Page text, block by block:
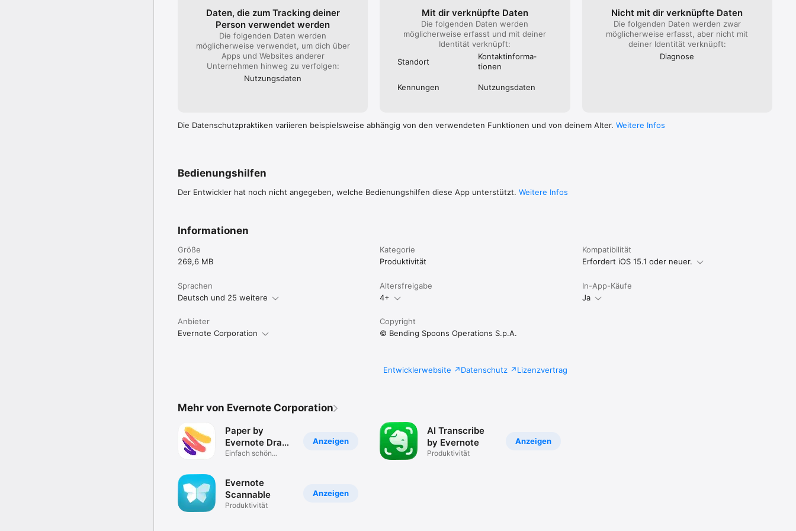
• Halte alle auf dem Laufenden, indem du Meeting-Notizen verfasst und Notizbücher für dein Team
• Führe Menschen, Projekte und Ideen mithilfe gemeinsamer Arbeitsbereiche zusammen.
EVERNOTE IN DER BILDUNG
• Behalte den Überblick über Vorlesungsnotizen, Prüfungen und Hausarbeiten, damit dir keine wichtigen
• Erstelle Notizbücher für jeden deiner Kurse und sorge konsequent für Ordnung.
Datenschutzrichtlinie: https://evernote.com/legal/privacy.php
Daten, die zum Tracking deiner
Person verwendet werden
Die folgenden Daten werden
möglicherweise verwendet, um dich über
Apps und Websites anderer
Unternehmen hinweg zu verfolgen:
Nutzungs­daten
Mit dir verknüpfte Daten
Die folgenden Daten werden
möglicherweise erfasst und mit deiner
Identität verknüpft:
Standort
Kontakt­informa­
tionen
Kennungen Nutzungs­daten
Nicht mit dir verknüpfte Daten
Die folgenden Daten werden zwar
möglicherweise erfasst, aber nicht mit
deiner Identität verknüpft:
Diagnose
Die Datenschutzpraktiken variieren beispielsweise abhängig von den verwendeten Funktionen und von deinem Alter. Weitere Infos
Bedienungshilfen
Der Entwickler hat noch nicht angegeben, welche Bedienungshilfen diese App unterstützt. Weitere Infos
Informationen
Größe
269,6 MB
Kategorie
Produktivität
Kompatibilität
Erfordert iOS 15.1 oder neuer.
Sprachen
Deutsch und 25 weitere
Altersfreigabe
4+
In-App-Käufe
Ja
Anbieter
Evernote Corporation
Copyright
© Bending Spoons Operations S.p.A.
Entwicklerwebsite Datenschutz Lizenzvertrag
Mehr von Evernote Corporation
Anzeigen
Paper by
Evernote Draw
& Write
Einfach schön
Anzeigen
Evernote
Scannable
Produktivität
Anzeigen
AI Transcribe
by Evernote
Produktivität